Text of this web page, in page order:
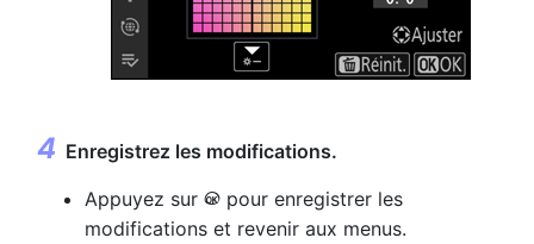
Enregistrez les modifications.
Appuyez sur J pour enregistrer les
modifications et revenir aux menus.